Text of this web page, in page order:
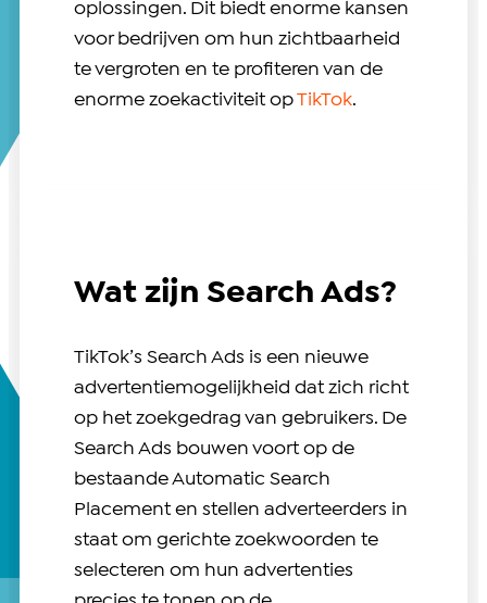
oplossingen. Dit biedt enorme kansen
voor bedrijven om hun zichtbaarheid
te vergroten en te profiteren van de
enorme zoekactiviteit op TikTok.
Wat zijn Search Ads?
TikTok’s Search Ads is een nieuwe
advertentiemogelijkheid dat zich richt
op het zoekgedrag van gebruikers. De
Search Ads bouwen voort op de
bestaande Automatic Search
Placement en stellen adverteerders in
staat om gerichte zoekwoorden te
selecteren om hun advertenties